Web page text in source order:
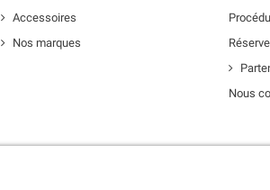
Accessoires
Nos marques
Nous